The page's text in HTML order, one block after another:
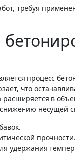
требуя
процесс
что
в
несущей
прочности.
удержания